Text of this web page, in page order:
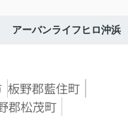
アーバンライフヒロ沖浜
板野郡藍住町
郡松茂町